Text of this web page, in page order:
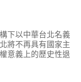
下以中華台北名義
將不再具有國家主
意義上的歷史性退